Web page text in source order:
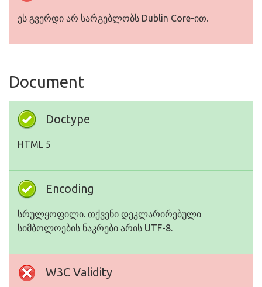
ეს გვერდი არ სარგებლობს Dublin Core-ით.
Document
Doctype
HTML 5
Encoding
სრულყოფილი. თქვენი დეკლარირებული
სიმბოლოების ნაკრები არის UTF-8.
W3C Validity